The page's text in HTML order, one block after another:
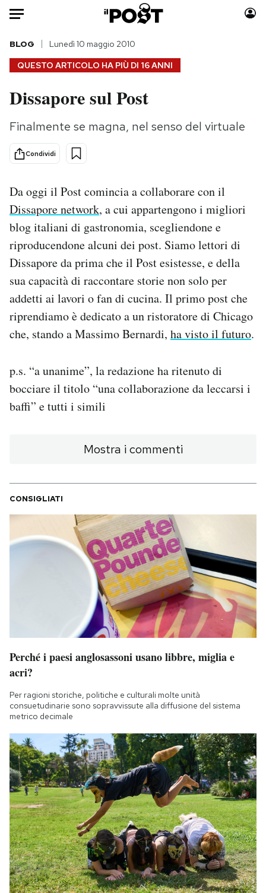
HOME
Italia
Politica
Tecnologia
Economia
Consumismi
Altrecose
Mondiali calcio 2026
PODCAST
NEWSLETTER
I MIEI PREFERITI
SHOP
AREA PERSONALE
Newsletter
Notifiche mobile
Regala il Post
Hai bisogno di aiuto?
QUESTO ARTICOLO HA PIÙ DI 16 ANNI
BLOG Lunedì 10 maggio 2010
Dissapore sul Post
Finalmente se magna, nel senso del virtuale
Condividi
Da oggi il Post comincia a collaborare con il
Dissapore network, a cui appartengono i migliori
blog italiani di gastronomia, scegliendone e
riproducendone alcuni dei post. Siamo lettori di
Dissapore da prima che il Post esistesse, e della
sua capacità di raccontare storie non solo per
addetti ai lavori o fan di cucina. Il primo post che
riprendiamo è dedicato a un ristoratore di Chicago
che, stando a Massimo Bernardi, ha visto il futuro.
p.s. “a unanime”, la redazione ha ritenuto di
bocciare il titolo “una collaborazione da leccarsi i
baffi” e tutti i simili
Mostra i commenti
CONSIGLIATI
Perché i paesi anglosassoni usano libbre, miglia e
acri?
Per ragioni storiche, politiche e culturali molte unità
consuetudinarie sono sopravvissute alla diffusione del sistema
metrico decimale